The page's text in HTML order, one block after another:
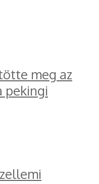
meg az
pekingi